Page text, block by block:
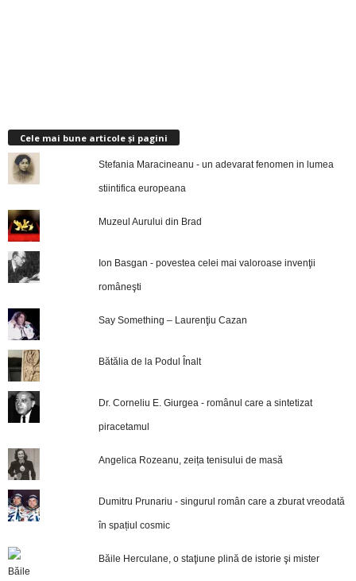
Cele mai bune articole și pagini
Stefania Maracineanu - un adevarat fenomen in lumea
stiintifica europeana
Muzeul Aurului din Brad
Ion Basgan - povestea celei mai valoroase invenţii
româneşti
Say Something – Laurenţiu Cazan
Bătălia de la Podul Înalt
Dr. Corneliu E. Giurgea - românul care a sintetizat
piracetamul
Angelica Rozeanu, zeița tenisului de masă
Dumitru Prunariu - singurul român care a zburat vreodată
în spațiul cosmic
Băile Herculane, o staţiune plină de istorie şi mister